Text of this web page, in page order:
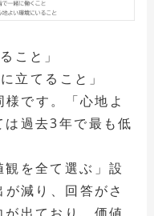
こと」
立てること」
様です。「心地よ
過去3年で最も低
を全て選ぶ」設
減り、回答がさ